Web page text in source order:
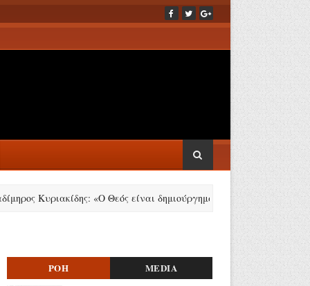
Κυριακίδης: «Ο Θεός είναι δημιούργημα του ανθρώπου» (video)
ΡΟΗ MEDIA